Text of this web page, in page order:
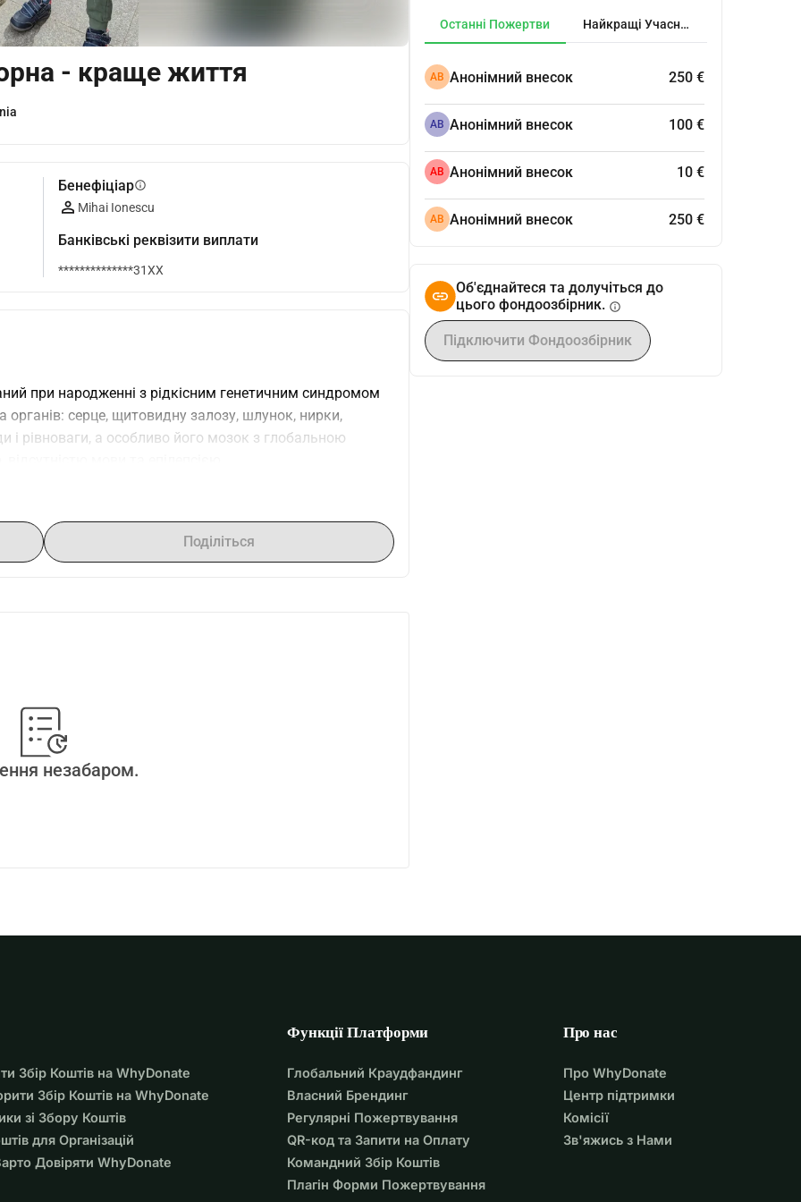
- краще життя
Бенефіціарinfo
Mihai Ionescu
Банківські реквізити виплати
**************31XX
при народженні з рідкісним генетичним синдромом
серце, щитовидну залозу, шлунок, нирки,
і рівноваги, а особливо його мозок з глобальною
житті, але ніколи не здавався і щодня показує нам, що
перші кроки. Епілептичні напади почали проявлятися у
його розвиток. Через це він мав численні
є глобальною і також впливає на його рот. Через це
всі звуки, оскільки його язик не дуже рухливий.
у Мексиці, щоб спробувати нове інноваційне
епілепсії, допомогти йому жувати, спочатку
досягти успіху!
Поділіться
незабаром.
Останні Пожертви Найкращі Учасники
АВ Анонімний внесок 250 €
АВ Анонімний внесок 100 €
АВ Анонімний внесок 10 €
АВ Анонімний внесок 250 €
Об'єднайтеся та долучіться до
цього фондоозбірник. info
Підключити Фондоозбірник
Збір Коштів на WhyDonate
Збір Коштів на WhyDonate
зі Збору Коштів
для Організацій
Довіряти WhyDonate
Функції Платформи
Глобальний Краудфандинг
Власний Брендинг
Регулярні Пожертвування
QR-код та Запити на Оплату
Командний Збір Коштів
Плагін Форми Пожертвування
Про нас
Про WhyDonate
Центр підтримки
Комісії
Зв'яжись з Нами